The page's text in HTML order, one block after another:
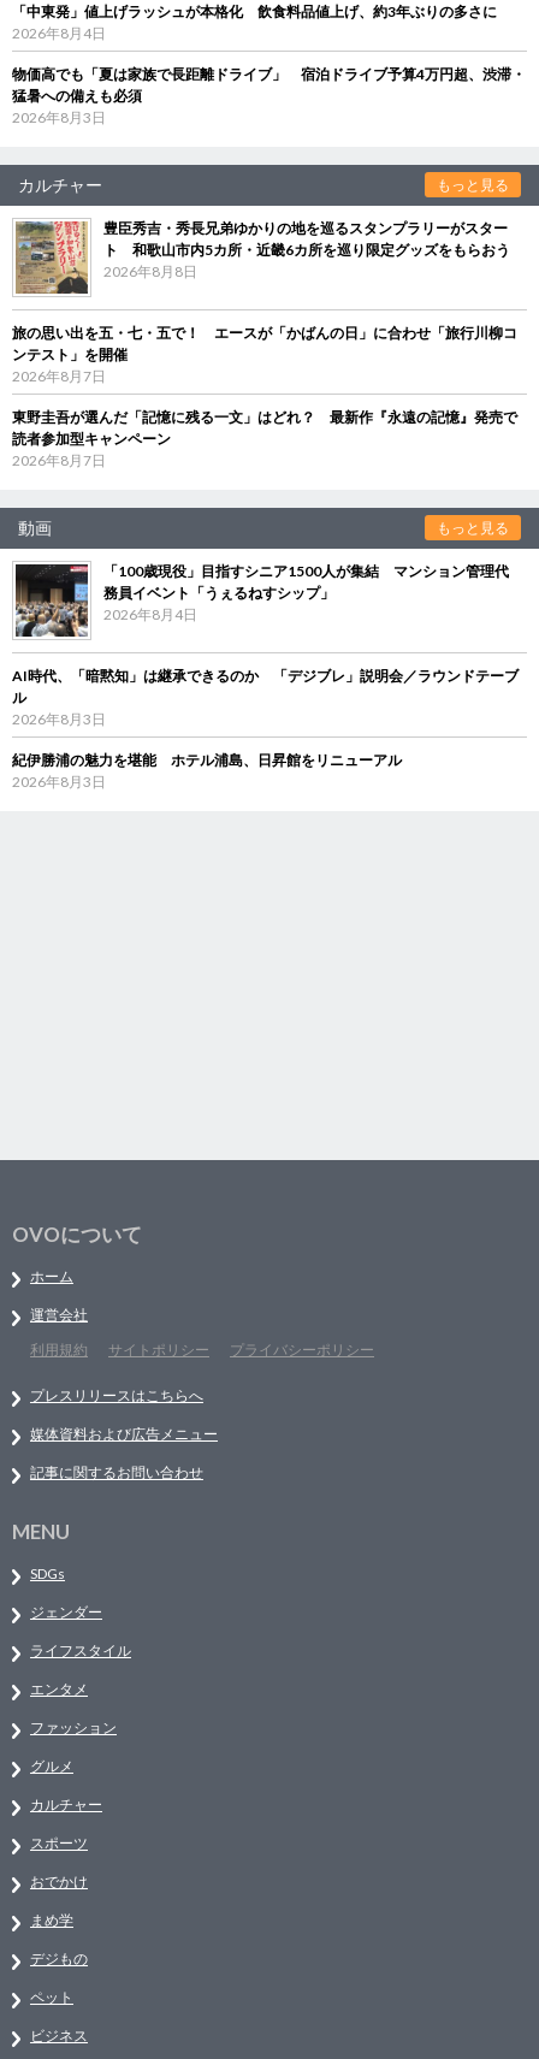
「中東発」値上げラッシュが本格化 飲食料品値上げ、約3年ぶりの多さに
2026年8月4日
物価高でも「夏は家族で長距離ドライブ」 宿泊ドライブ予算4万円超、渋滞・
猛暑への備えも必須
2026年8月3日
カルチャー もっと見る
豊臣秀吉・秀長兄弟ゆかりの地を巡るスタンプラリーがスター
ト 和歌山市内5カ所・近畿6カ所を巡り限定グッズをもらおう
2026年8月8日
旅の思い出を五・七・五で！ エースが「かばんの日」に合わせ「旅行川柳コ
ンテスト」を開催
2026年8月7日
東野圭吾が選んだ「記憶に残る一文」はどれ？ 最新作『永遠の記憶』発売で
読者参加型キャンペーン
2026年8月7日
動画 もっと見る
「100歳現役」目指すシニア1500人が集結 マンション管理代
務員イベント「うぇるねすシップ」
2026年8月4日
AI時代、「暗黙知」は継承できるのか 「デジブレ」説明会／ラウンドテーブ
ル
2026年8月3日
紀伊勝浦の魅力を堪能 ホテル浦島、日昇館をリニューアル
2026年8月3日
OVOについて
ホーム
運営会社
利用規約
サイトポリシー プライバシーポリシー
プレスリリースはこちらへ
媒体資料および広告メニュー
記事に関するお問い合わせ
MENU
SDGs
ジェンダー
ライフスタイル
エンタメ
ファッション
グルメ
カルチャー
スポーツ
おでかけ
まめ学
デジもの
ペット
ビジネス